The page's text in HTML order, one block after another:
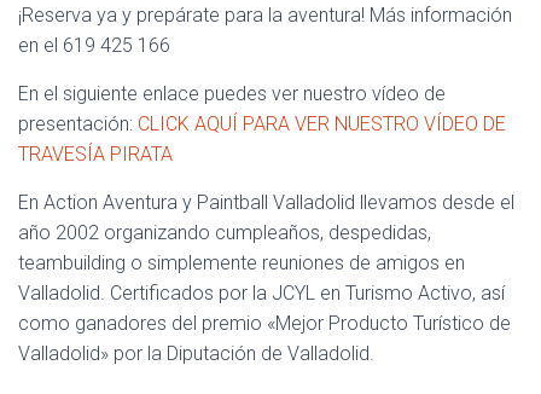
¡Reserva ya y prepárate para la aventura! Más información
en el 619 425 166
En el siguiente enlace puedes ver nuestro vídeo de
presentación: CLICK AQUÍ PARA VER NUESTRO VÍDEO DE
TRAVESÍA PIRATA
En Action Aventura y Paintball Valladolid llevamos desde el
año 2002 organizando cumpleaños, despedidas,
teambuilding o simplemente reuniones de amigos en
Valladolid. Certificados por la JCYL en Turismo Activo, así
como ganadores del premio «Mejor Producto Turístico de
Valladolid» por la Diputación de Valladolid.